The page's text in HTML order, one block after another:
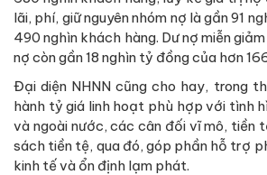
lãi, phí, giữ nguyên nhóm nợ là gần 91
490 nghìn khách hàng. Dư nợ miễn
nợ còn gần 18 nghìn tỷ đồng của hơn
Đại diện NHNN cũng cho hay, trong
hành tỷ giá linh hoạt phù hợp với tình
và ngoài nước, các cân đối vĩ mô, tiền
sách tiền tệ, qua đó, góp phần hỗ trợ
kinh tế và ổn định lạm phát.